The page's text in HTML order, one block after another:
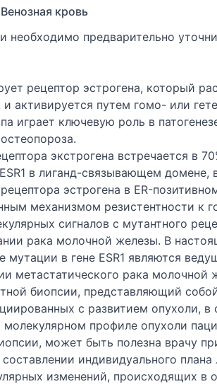
Венозная кровь
необходимо предварительно
рецептор эстрогена, который
и активируется путем гомо- или
играет ключевую роль в
экстрогена встречается в
в лиганд-связывающем домене,
эстрогена в ER-
механизмом резистентности к
сигналов с мутантного
рака молочной железы. В
мутации в гене ESR1 являются
метастатического рака молочной
биопсии, представляющий
с развитием опухоли, в
профиле опухоли
может быть полезна врачу
индивидуального
изменений, происходящих в